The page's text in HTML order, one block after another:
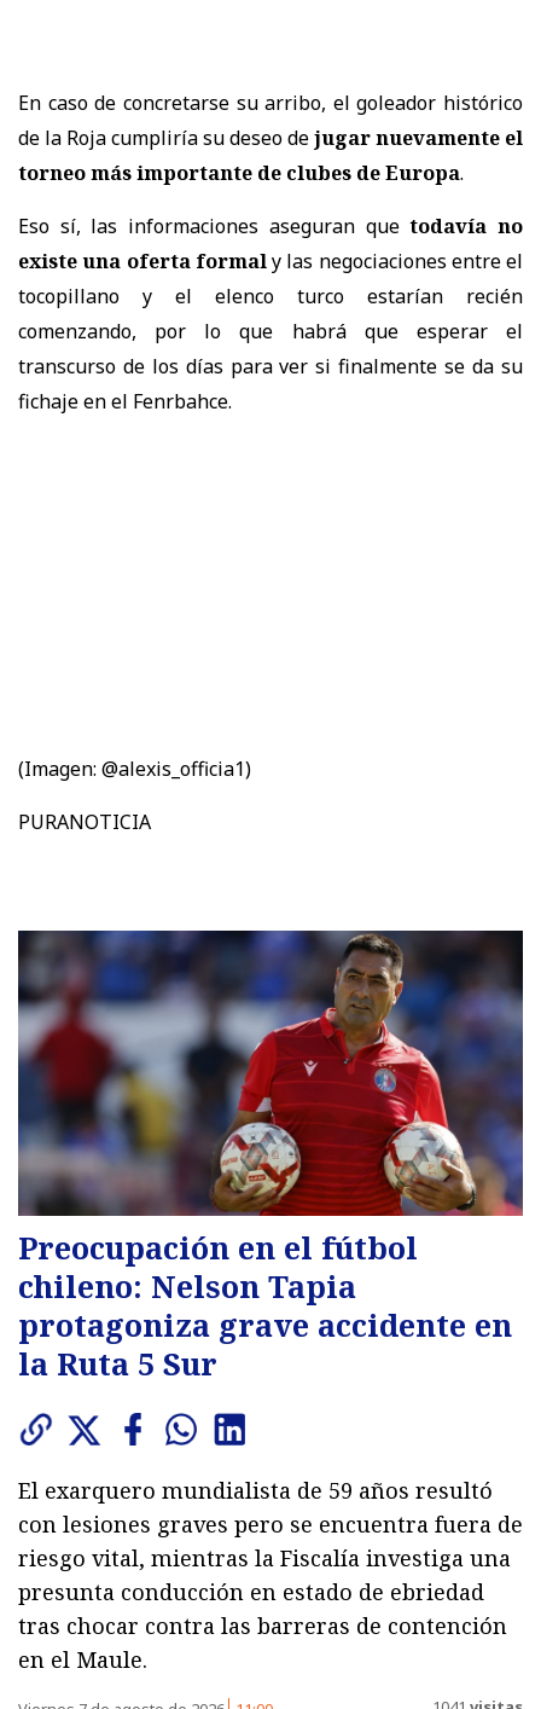
En caso de concretarse su arribo, el goleador histórico
de la Roja cumpliría su deseo dejugar nuevamente el
torneo más importante de clubes de Europa.
Eso sí, las informaciones aseguran quetodavía no
existe una oferta formaly las negociaciones entre el
tocopillano y el elenco turco estarían recién
comenzando, por lo que habrá que esperar el
transcurso de los días para ver si finalmente se da su
fichaje en el Fenrbahce.
(Imagen: @alexis_officia1)
PURANOTICIA
Preocupación en el fútbol
chileno: Nelson Tapia
protagoniza grave accidente en
la Ruta 5 Sur
El exarquero mundialista de 59 años resultó
con lesiones graves pero se encuentra fuera de
riesgo vital, mientras la Fiscalía investiga una
presunta conducción en estado de ebriedad
tras chocar contra las barreras de contención
en el Maule.